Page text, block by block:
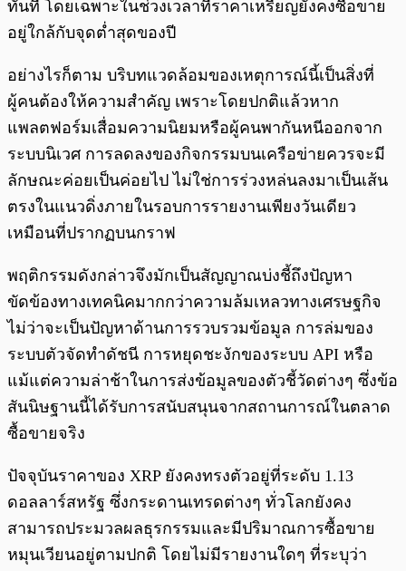
ทันที โดยเฉพาะในช่วงเวลาที่ราคาเหรียญยังคงซื้อขาย
อยู่ใกล้กับจุดต่ำสุดของปี
อย่างไรก็ตาม บริบทแวดล้อมของเหตุการณ์นี้เป็นสิ่งที่
ผู้คนต้องให้ความสำคัญ เพราะโดยปกติแล้วหาก
แพลตฟอร์มเสื่อมความนิยมหรือผู้คนพากันหนีออกจาก
ระบบนิเวศ การลดลงของกิจกรรมบนเครือข่ายควรจะมี
ลักษณะค่อยเป็นค่อยไป ไม่ใช่การร่วงหล่นลงมาเป็นเส้น
ตรงในแนวดิ่งภายในรอบการรายงานเพียงวันเดียว
เหมือนที่ปรากฏบนกราฟ
พฤติกรรมดังกล่าวจึงมักเป็นสัญญาณบ่งชี้ถึงปัญหา
ขัดข้องทางเทคนิคมากกว่าความล้มเหลวทางเศรษฐกิจ
ไม่ว่าจะเป็นปัญหาด้านการรวบรวมข้อมูล การล่มของ
ระบบตัวจัดทำดัชนี การหยุดชะงักของระบบ API หรือ
แม้แต่ความล่าช้าในการส่งข้อมูลของตัวชี้วัดต่างๆ ซึ่งข้อ
สันนิษฐานนี้ได้รับการสนับสนุนจากสถานการณ์ในตลาด
ซื้อขายจริง
ปัจจุบันราคาของ XRP ยังคงทรงตัวอยู่ที่ระดับ 1.13
ดอลลาร์สหรัฐ ซึ่งกระดานเทรดต่างๆ ทั่วโลกยังคง
สามารถประมวลผลธุรกรรมและมีปริมาณการซื้อขาย
หมุนเวียนอยู่ตามปกติ โดยไม่มีรายงานใดๆ ที่ระบุว่า